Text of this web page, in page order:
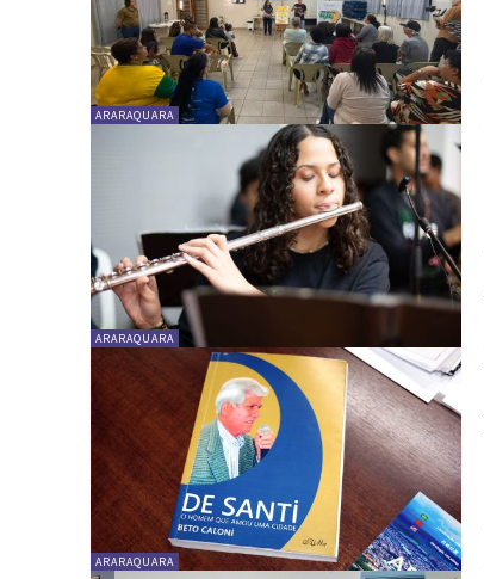
ARARAQUARA
ARARAQUARA
ARARAQUARA